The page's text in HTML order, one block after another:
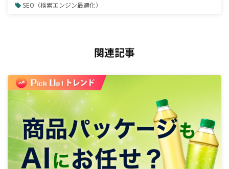
SEO（検索エンジン最適化）
関連記事